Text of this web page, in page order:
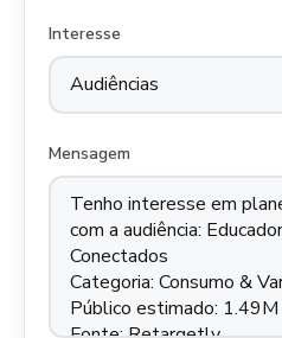
Interesse
Mensagem